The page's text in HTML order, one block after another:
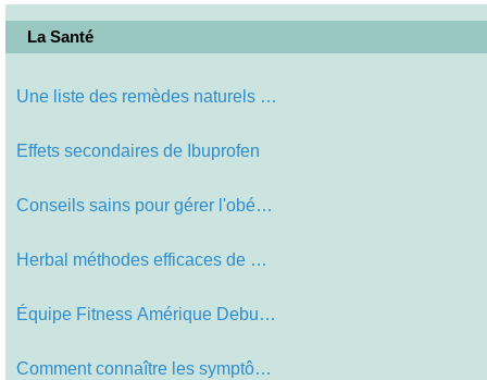
La Santé
Une liste des remèdes naturels qui…
Effets secondaires de Ibuprofen
Conseils sains pour gérer l'obési…
Herbal méthodes efficaces de Poids…
Équipe Fitness Amérique Debunking…
Comment connaître les symptômes d…